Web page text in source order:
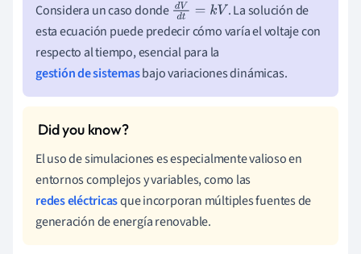
Considera un caso donde dVd t=k V
. La solución de
esta ecuación puede predecir cómo varía el voltaje con
respecto al tiempo, esencial para la
gestión de sistemasbajo variaciones dinámicas.
El uso de simulaciones es especialmente valioso en
entornos complejos y variables, como las
redes eléctricasque incorporan múltiples fuentes de
generación de energía renovable.